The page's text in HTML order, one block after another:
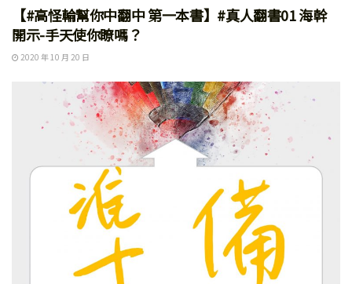
【#高怪輪幫你中翻中 第一本書】#真人翻書01 海幹
開示-手天使你瞭嗎？
2020 年 10 月 20 日